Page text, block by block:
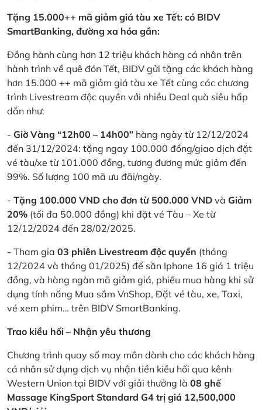
Tặng 15.000++ mã giảm giá tàu xe Tết: có BIDV
SmartBanking, đường xa hóa gần:
Đồng hành cùng hơn 12 triệu khách hàng cá nhân trên
hành trình về quê đón Tết, BIDV gửi tặng các khách hàng
hơn 15.000 ++ mã giảm giá tàu xe Tết cùng các chương
trình Livestream độc quyền với nhiều Deal quà siêu hấp
dẫn như:
- Giờ Vàng “12h00 – 14h00” hàng ngày từ 12/12/2024
đến 31/12/2024: tặng ngay 100.000 đồng/giao dịch đặt
vé tàu/xe từ 101.000 đồng, tương đương mức giảm đến
99%. Số lượng 100 mã ưu đãi/ngày.
- Tặng 100.000 VND cho đơn từ 500.000 VND và Giảm
20% (tối đa 50.000 đồng) khi đặt vé Tàu – Xe từ
12/12/2024 đến 28/02/2025.
- Tham gia 03 phiên Livestream độc quyền (tháng
12/2024 và tháng 01/2025) để săn Iphone 16 giá 1 triệu
đồng, và hàng ngàn mã giảm giá, phiếu mua hàng khi sử
dụng tính năng Mua sắm VnShop, Đặt vé tàu, xe, Taxi,
vé xem phim… trên BIDV SmartBanking.
Trao kiều hối – Nhận yêu thương
Chương trình quay số may mắn dành cho các khách hàng
cá nhân sử dụng dịch vụ nhận tiền kiều hối qua kênh
Western Union tại BIDV với giải thưởng là 08 ghế
Massage KingSport Standard G4 trị giá 12,500,000